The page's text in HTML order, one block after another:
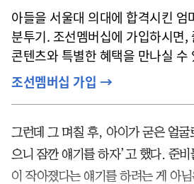
아들을 서울대 의대에 합격시킨 엄
분투기. 조선멤버십에 가입하시면,
콘텐츠와 특별한 혜택을 만나실 수
조선멤버십 가입 →
그런데 그 며칠 후, 아이가 굳은 얼굴
으니 잠깐 얘기를 하자’고 했다. 준
이 작아졌다는 얘기를 하려는 게 아